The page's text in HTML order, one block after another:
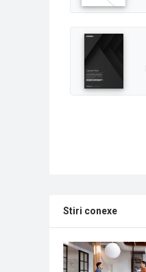
Stiri conexe